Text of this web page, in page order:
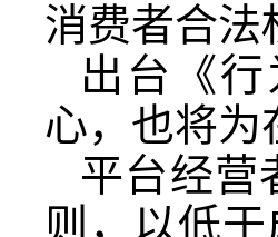
消费者合法
出台《
心，也将为
平台经营
则，以低